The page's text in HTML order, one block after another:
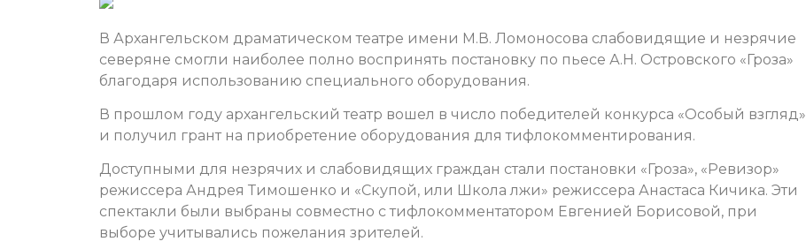
В Архангельском драматическом театре имени М.В. Ломоносова слабовидящие и незрячие
северяне смогли наиболее полно воспринять постановку по пьесе А.Н. Островского «Гроза»
благодаря использованию специального оборудования.
В прошлом году архангельский театр вошел в число победителей конкурса «Особый взгляд»
и получил грант на приобретение оборудования для тифлокомментирования.
Доступными для незрячих и слабовидящих граждан стали постановки «Гроза», «Ревизор»
режиссера Андрея Тимошенко и «Скупой, или Школа лжи» режиссера Анастаса Кичика. Эти
спектакли были выбраны совместно с тифлокомментатором Евгенией Борисовой, при
выборе учитывались пожелания зрителей.